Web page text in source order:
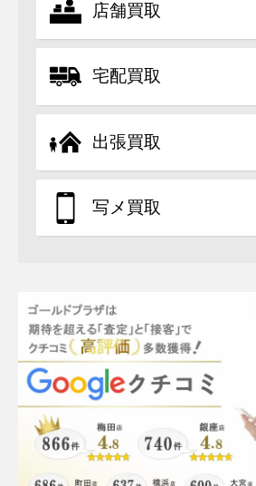
店舗買取
宅配買取
出張買取
写メ買取